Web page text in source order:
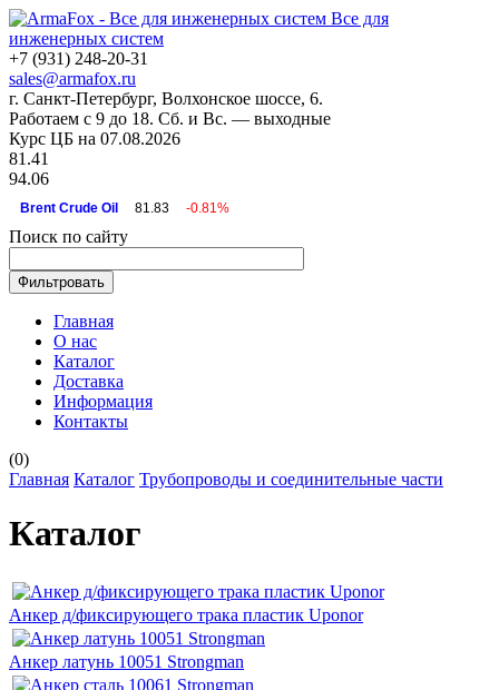
Все для
инженерных систем
+7 (931) 248-20-31
sales@armafox.ru
г. Санкт-Петербург, Волхонское шоссе, 6.
Работаем с 9 до 18. Сб. и Вс. — выходные
Курс ЦБ на 07.08.2026
81.41
94.06
Brent Crude Oil 81.83 -0.81%
Поиск по сайту
Главная
О нас
Каталог
Доставка
Информация
Контакты
(0)
Главная Каталог Трубопроводы и соединительные части
Каталог
Анкер д/фиксирующего трака пластик Uponor
Анкер латунь 10051 Strongman